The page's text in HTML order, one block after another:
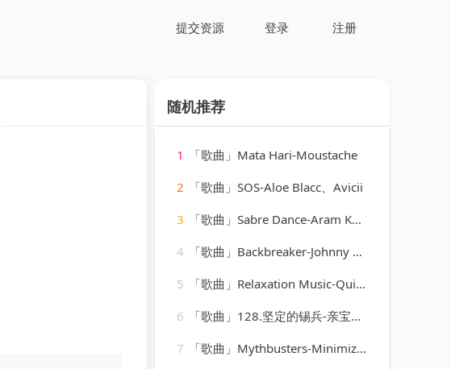
提交资源 登录 注册
随机推荐
1
「歌曲」Mata Hari-Moustache
2
「歌曲」SOS-Aloe Blacc、Avicii
3
「歌曲」Sabre Dance-Aram Khachaturian
4
「歌曲」Backbreaker-Johnny Hawksworth
5
「歌曲」Relaxation Music-Quiet Moments、SPA、Spa Relaxation
6
「歌曲」128.坚定的锡兵-亲宝儿歌动画
7
「歌曲」Mythbusters-Minimize、Max Freegrant